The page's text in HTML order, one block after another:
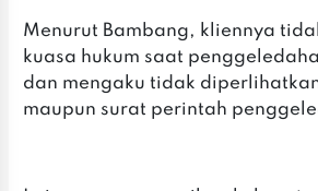
Menurut Bambang, kliennya
kuasa hukum saat
dan mengaku tidak
maupun surat perintah